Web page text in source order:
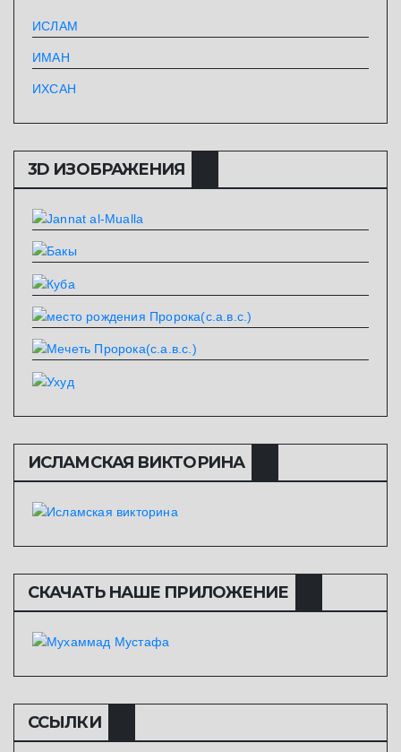
ИСЛАМ
ИМАН
ИХСАН
3D ИЗОБРАЖЕНИЯ
ИСЛАМСКАЯ ВИКТОРИНА
СКАЧАТЬ НАШЕ ПРИЛОЖЕНИЕ
ССЫЛКИ